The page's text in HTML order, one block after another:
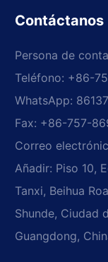
Contáctanos
Persona de
Teléfono: +86-
WhatsApp:
Fax: +86-757-
Correo
Añadir: Piso 10,
Tanxi, Beihua
Shunde, Ciudad
Guangdong,